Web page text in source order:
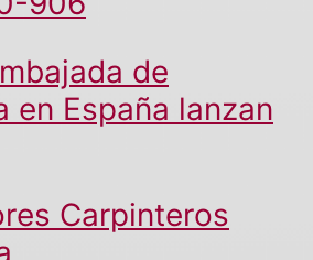
de
en España lanzan